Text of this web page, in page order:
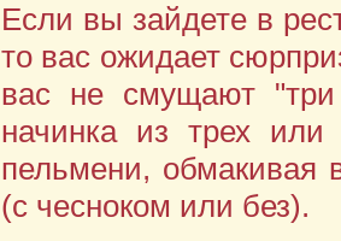
Если вы зайдете в
то вас ожидает
вас не смущают
начинка из трех или
пельмени, обмакивая
(с чесноком или без).